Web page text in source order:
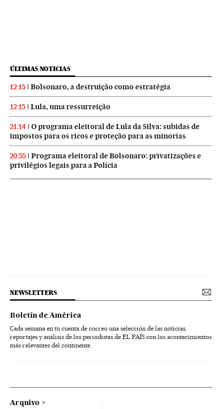
ÚLTIMAS NOTICIAS
12:15 Bolsonaro, a destruição como estratégia
12:15 Lula, uma ressurreição
21:14
O programa eleitoral de Lula da Silva: subidas de
impostos para os ricos e proteção para as minorias
20:55
Programa eleitoral de Bolsonaro: privatizações e
privilégios legais para a Polícia
NEWSLETTERS
Boletín de América
Cada semana en tu cuenta de correo una selección de las noticias,
reportajes y análisis de los periodistas de EL PAÍS con los acontecimientos
más relevantes del continente.
Arquivo